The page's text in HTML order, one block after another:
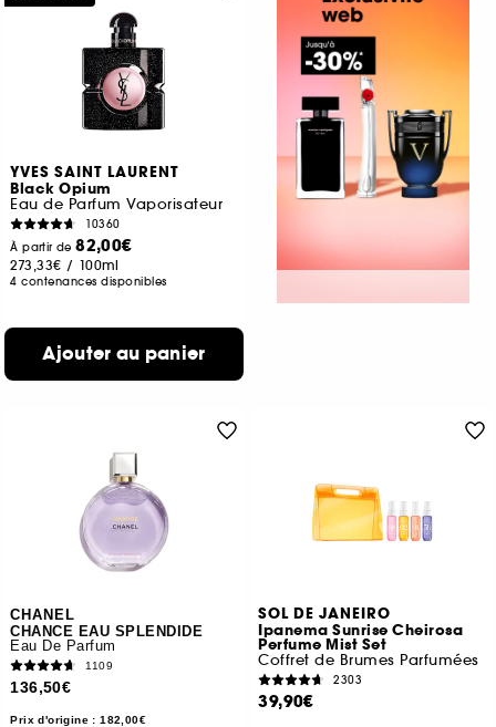
YVES SAINT LAURENT
Black Opium
Eau de Parfum Vaporisateur
10360
À partir de82,00€
273,33€ / 100ml
4 contenances disponibles
Ajouter au panier
CHANEL
CHANCE EAU SPLENDIDE
Eau De Parfum
1109
136,50€
Prix d'origine : 182,00€
SOL DE JANEIRO
Ipanema Sunrise Cheirosa
Perfume Mist Set
Coffret de Brumes Parfumées
2303
39,90€